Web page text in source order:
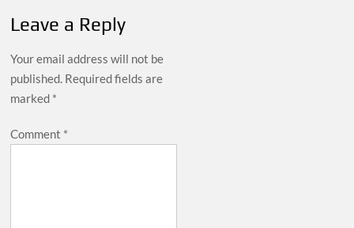
Leave a Reply
Your email address will not be
published. Required fields are
marked *
Comment *